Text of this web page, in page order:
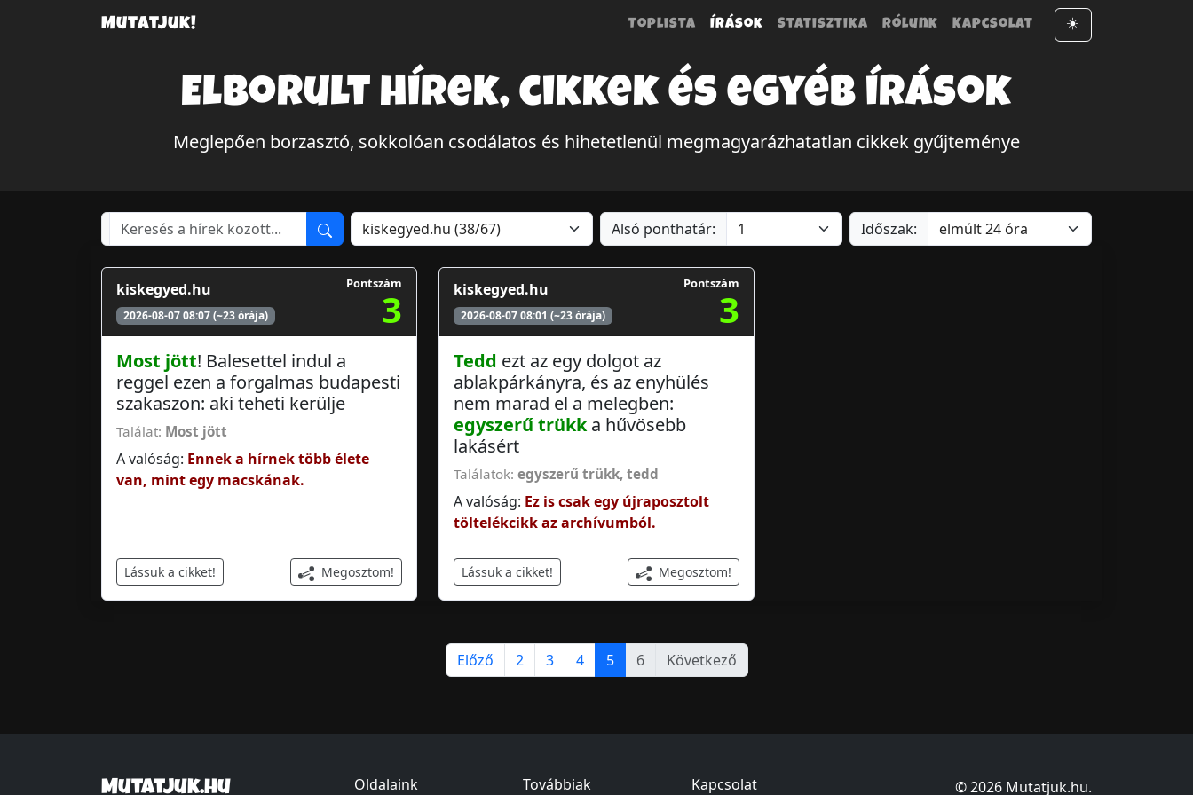
Mutatjuk! Toplista Írások Statisztika Rólunk Kapcsolat ☀️
Elborult hírek, cikkek és egyéb írások
Meglepően borzasztó, sokkolóan csodálatos és hihetetlenül megmagyarázhatatlan cikkek gyűjteménye
Alsó ponthatár: Időszak:
kiskegyed.hu
2026-08-07 08:07 (~23 órája)
Pontszám
3
Most jött! Balesettel indul a
reggel ezen a forgalmas budapesti
szakaszon: aki teheti kerülje
Találat: Most jött
A valóság: Ennek a hírnek több élete
van, mint egy macskának.
Lássuk a cikket! Megosztom!
kiskegyed.hu
2026-08-07 08:01 (~23 órája)
Pontszám
3
Tedd ezt az egy dolgot az
ablakpárkányra, és az enyhülés
nem marad el a melegben:
egyszerű trükka hűvösebb
lakásért
Találatok: egyszerű trükk, tedd
A valóság: Ez is csak egy újraposztolt
töltelékcikk az archívumból.
Lássuk a cikket! Megosztom!
Előző 2 3 4 5 6 Következő
Mutatjuk.hu Oldalaink Továbbiak Kapcsolat © 2026 Mutatjuk.hu.